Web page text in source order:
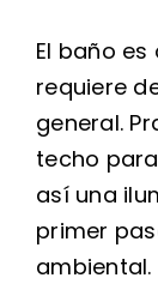
El baño
requiere
general.
techo
así una
primer
ambiental.